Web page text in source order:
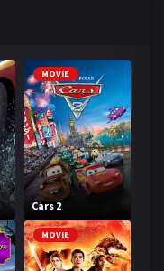
MOVIE
Cars 2
MOVIE